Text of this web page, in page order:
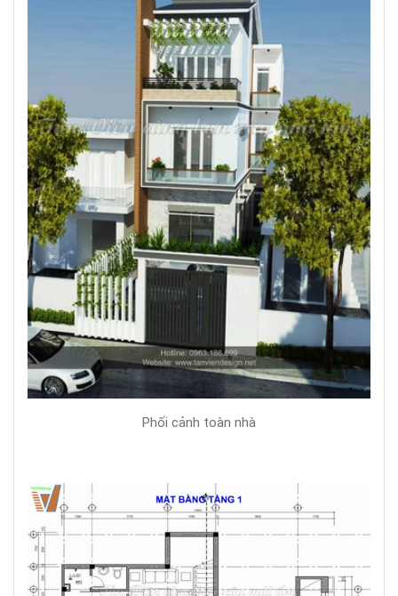
Phối cảnh toàn nhà